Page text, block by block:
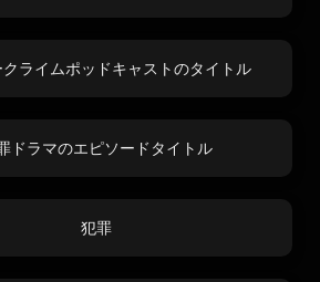
クライムポッドキャストのタイトル
ドラマのエピソードタイトル
犯罪